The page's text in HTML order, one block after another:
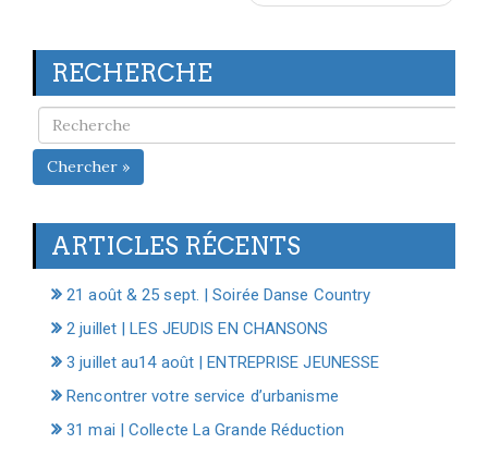
RECHERCHE
Chercher »
ARTICLES RÉCENTS
21 août & 25 sept. | Soirée Danse Country
2 juillet | LES JEUDIS EN CHANSONS
3 juillet au14 août | ENTREPRISE JEUNESSE
Rencontrer votre service d’urbanisme
31 mai | Collecte La Grande Réduction